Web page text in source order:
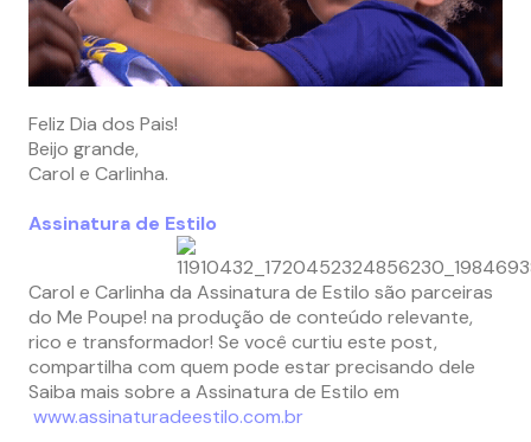
Feliz Dia dos Pais!
Beijo grande,
Carol e Carlinha.
Assinatura de Estilo
Carol e Carlinha da Assinatura de Estilo são parceiras
do Me Poupe! na produção de conteúdo relevante,
rico e transformador! Se você curtiu este post,
compartilha com quem pode estar precisando dele
Saiba mais sobre a Assinatura de Estilo em
www.assinaturadeestilo.com.br